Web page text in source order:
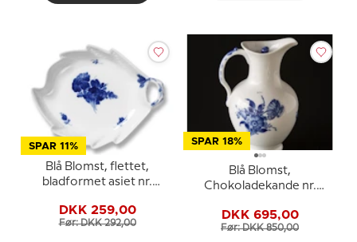
SPAR 11%
Blå Blomst, flettet,
bladformet asiet nr.
DKK 259,00
Før: DKK 292,00
SPAR 18%
Blå Blomst,
Chokoladekande nr.
Copenhagen
DKK 695,00
Før: DKK 850,00